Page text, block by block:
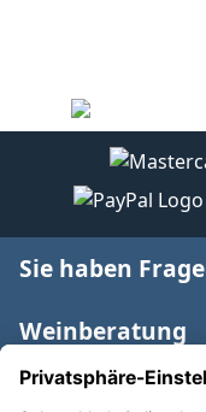
Sie haben
Weinberatung
Informationen